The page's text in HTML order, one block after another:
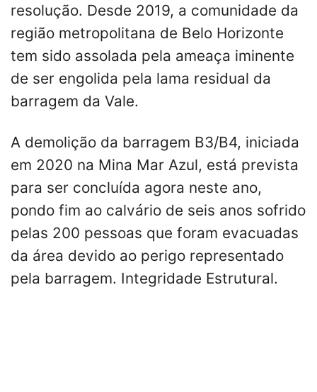
resolução. Desde 2019, a comunidade da
região metropolitana de Belo Horizonte
tem sido assolada pela ameaça iminente
de ser engolida pela lama residual da
barragem da Vale.
A demolição da barragem B3/B4, iniciada
em 2020 na Mina Mar Azul, está prevista
para ser concluída agora neste ano,
pondo fim ao calvário de seis anos sofrido
pelas 200 pessoas que foram evacuadas
da área devido ao perigo representado
pela barragem. Integridade Estrutural.